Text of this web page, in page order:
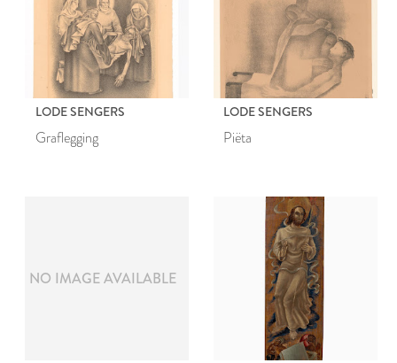
LODE SENGERS
Graflegging
LODE SENGERS
Piëta
NO IMAGE AVAILABLE